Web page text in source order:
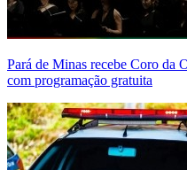
Pará de Minas recebe Coro da
com programação gratuita